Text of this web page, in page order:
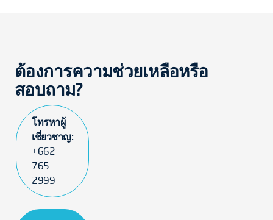
ต้องการความช่วยเหลือหรือ
สอบถาม?
โทรหาผู้
เชี่ยวชาญ:
+662
765
2999